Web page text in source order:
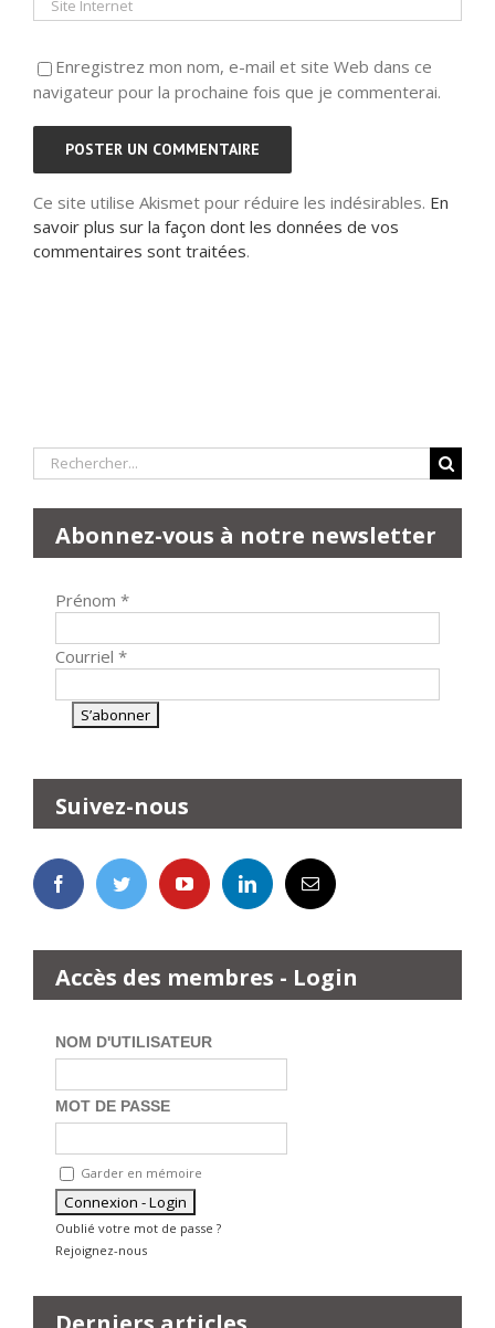
Enregistrez mon nom, e-mail et site Web dans ce
navigateur pour la prochaine fois que je commenterai.
Ce site utilise Akismet pour réduire les indésirables. En
savoir plus sur la façon dont les données de vos
commentaires sont traitées.
Rechercher:
Abonnez-vous à notre newsletter
Prénom *
Courriel *
Suivez-nous
Accès des membres - Login
NOM D'UTILISATEUR
MOT DE PASSE
Garder en mémoire
Oublié votre mot de passe ?
Rejoignez-nous